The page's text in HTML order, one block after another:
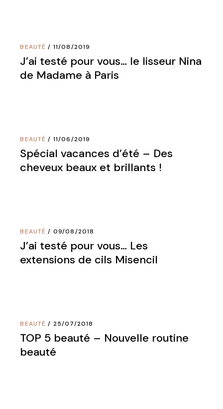
BEAUTÉ 11/08/2019
J’ai testé pour vous… le lisseur Nina
de Madame à Paris
BEAUTÉ 11/06/2019
Spécial vacances d’été – Des
cheveux beaux et brillants !
BEAUTÉ 09/08/2018
J’ai testé pour vous… Les
extensions de cils Misencil
BEAUTÉ 25/07/2018
TOP 5 beauté – Nouvelle routine
beauté